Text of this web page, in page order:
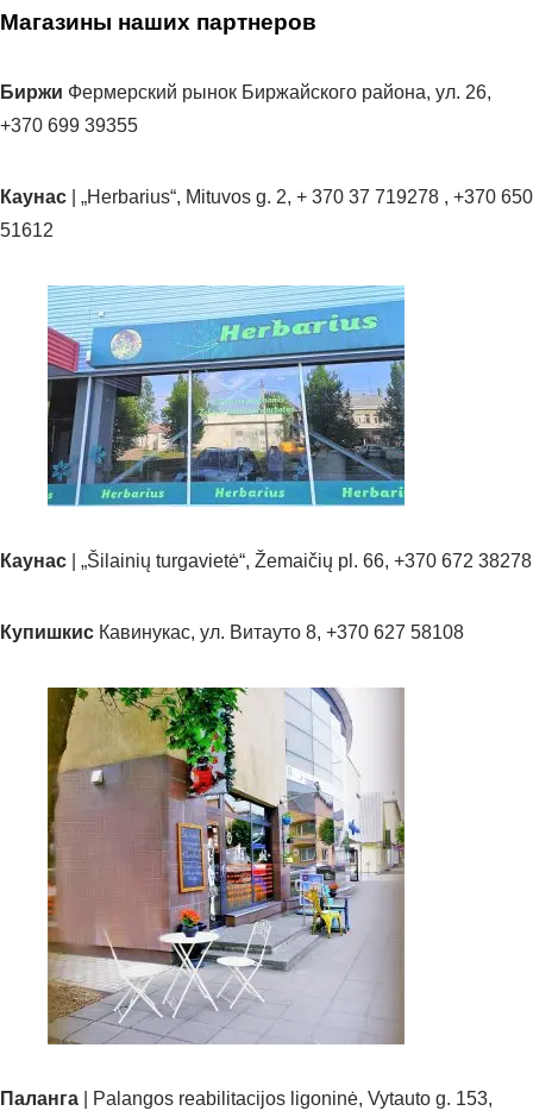
Магазины наших партнеров
Биржи Фермерский рынок Биржайского района, ул. 26,
+370 699 39355
Каунас | „Herbarius“, Mituvos g. 2, + 370 37 719278 , +370 650
51612
Каунас | „Šilainių turgavietė“, Žemaičių pl. 66, +370 672 38278
Купишкис Кавинукас, ул. Витауто 8, +370 627 58108
Паланга | Palangos reabilitacijos ligoninė, Vytauto g. 153,